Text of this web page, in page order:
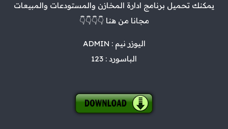
يمكنك تحميل برنامج ادارة المخازن والمستودعات والمبيعات
مجانا من هنا 👇👇👇👇
اليوزر نيم : ADMIN
الباسورد : 123